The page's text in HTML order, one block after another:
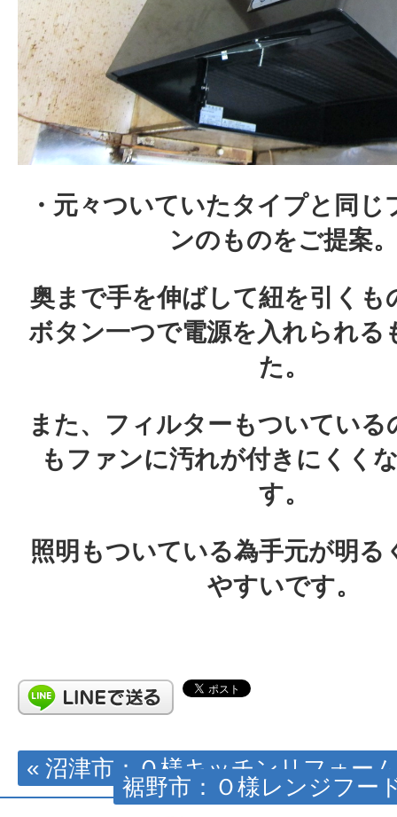
・元々ついていたタイプと同
ンのものをご提案。
奥まで手を伸ばして紐を引くも
ボタン一つで電源を入れられる
た。
また、フィルターもついている
もファンに汚れが付きにくく
す。
照明もついている為手元が明る
やすいです。
« 沼津市：Ｏ様キッチンリフォーム
裾野市：Ｏ様レンジフー